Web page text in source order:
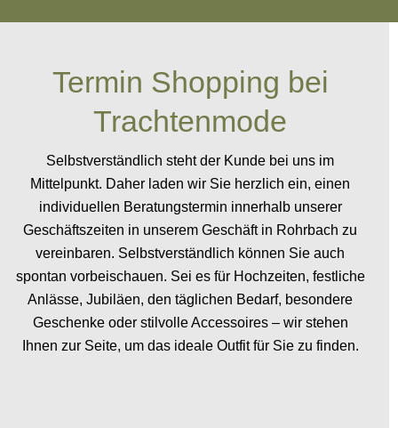
Termin Shopping bei
Trachtenmode
Selbstverständlich steht der Kunde bei uns im
Mittelpunkt. Daher laden wir Sie herzlich ein, einen
individuellen Beratungstermin innerhalb unserer
Geschäftszeiten in unserem Geschäft in Rohrbach zu
vereinbaren. Selbstverständlich können Sie auch
spontan vorbeischauen. Sei es für Hochzeiten, festliche
Anlässe, Jubiläen, den täglichen Bedarf, besondere
Geschenke oder stilvolle Accessoires – wir stehen
Ihnen zur Seite, um das ideale Outfit für Sie zu finden.